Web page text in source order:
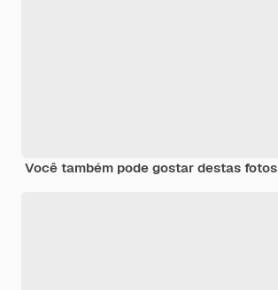
Você também pode gostar destas fotos